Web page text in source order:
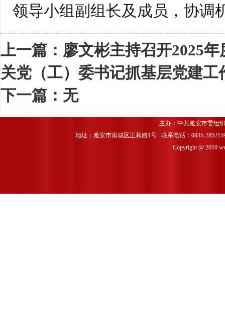
领导小组副组长及成员，协调
上一篇： 廖文彬主持召开2025
关党（工）委书记抓基层党建工
下一篇：无
主办：中共雅安市委组
地址：雅安市雨城区正和路1号 联系电话：0835-
Copyright @ 2010